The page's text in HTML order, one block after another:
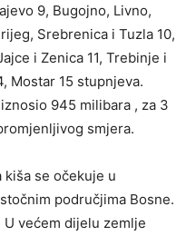
9, Bugojno, Livno,
Srebrenica i Tuzla 10,
i Zenica 11, Trebinje i
Mostar 15 stupnjeva.
945 milibara , za 3
smjera.
kiša se očekuje u
područjima Bosne.
većem dijelu zemlje